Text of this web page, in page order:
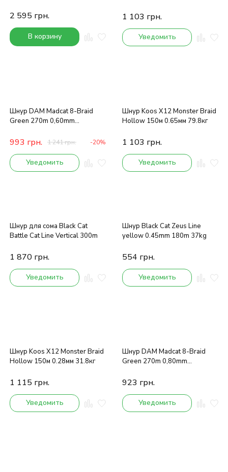
2 595 грн.
В корзину
1 103 грн.
Уведомить
Шнур DAM Madcat 8-Braid
Green 270m 0,60mm
993 грн. 1 241грн. -20%
Уведомить
Шнур Koos X12 Monster Braid
Hollow 150м 0.65мм 79.8кг
1 103 грн.
Уведомить
Шнур для сома Black Cat
Battle Cat Line Vertical 300m
1 870 грн.
Уведомить
Шнур Black Cat Zeus Line
yellow 0.45mm 180m 37kg
554 грн.
Уведомить
Шнур Koos X12 Monster Braid
Hollow 150м 0.28мм 31.8кг
1 115 грн.
Уведомить
Шнур DAM Madcat 8-Braid
Green 270m 0,80mm
923 грн.
Уведомить